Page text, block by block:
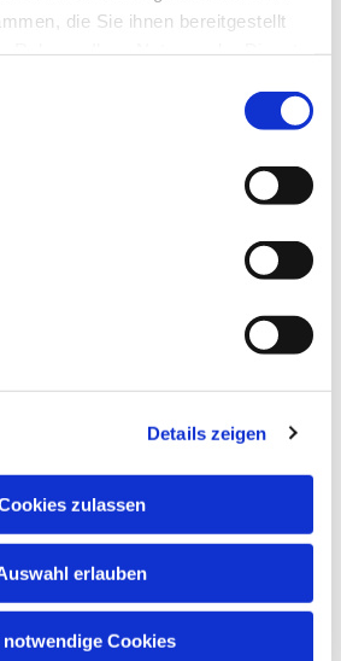
die Sie ihnen bereitgestellt
Details zeigen
zulassen
erlauben
notwendige Cookies